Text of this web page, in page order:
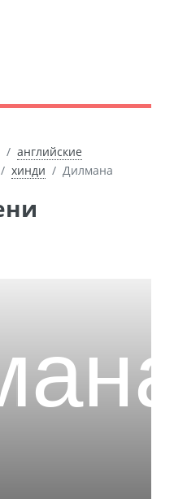
английские
хинди Дилмана